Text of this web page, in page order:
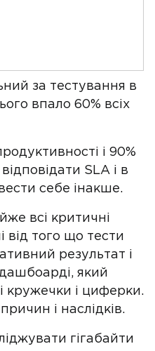
за тестування в
впало 60% всіх
і 90%
SLA і в
себе інакше.
всі критичні
від того що тести
результат і
який
кружечки і циферки.
і наслідків.
гігабайти